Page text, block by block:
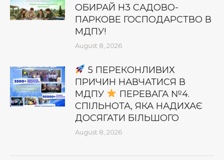
ОБИРАЙ Н3 САДОВО-
ПАРКОВЕ ГОСПОДАРСТВО В
МДПУ!
August 8, 2026
5 ПЕРЕКОНЛИВИХ
ПРИЧИН НАВЧАТИСЯ В
МДПУ
ПЕРЕВАГА №4.
СПІЛЬНОТА, ЯКА НАДИХАЄ
ДОСЯГАТИ БІЛЬШОГО
August 8, 2026